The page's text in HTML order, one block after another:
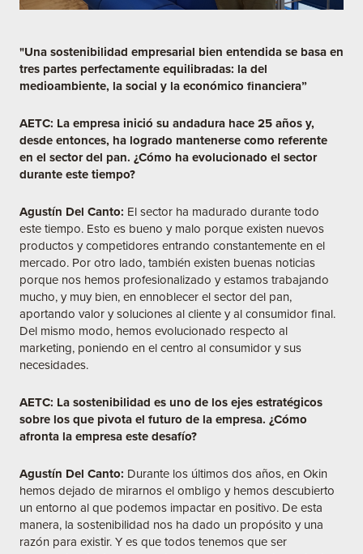
"Una sostenibilidad empresarial bien entendida se basa en
tres partes perfectamente equilibradas: la del
medioambiente, la social y la económico financiera”
AETC: La empresa inició su andadura hace 25 años y,
desde entonces, ha logrado mantenerse como referente
en el sector del pan. ¿Cómo ha evolucionado el sector
durante este tiempo?
Agustín Del Canto: El sector ha madurado durante todo
este tiempo. Esto es bueno y malo porque existen nuevos
productos y competidores entrando constantemente en el
mercado. Por otro lado, también existen buenas noticias
porque nos hemos profesionalizado y estamos trabajando
mucho, y muy bien, en ennoblecer el sector del pan,
aportando valor y soluciones al cliente y al consumidor final.
Del mismo modo, hemos evolucionado respecto al
marketing, poniendo en el centro al consumidor y sus
necesidades.
AETC: La sostenibilidad es uno de los ejes estratégicos
sobre los que pivota el futuro de la empresa. ¿Cómo
afronta la empresa este desafío?
Agustín Del Canto: Durante los últimos dos años, en Okin
hemos dejado de mirarnos el ombligo y hemos descubierto
un entorno al que podemos impactar en positivo. De esta
manera, la sostenibilidad nos ha dado un propósito y una
razón para existir. Y es que todos tenemos que ser